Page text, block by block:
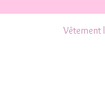
Vêtement